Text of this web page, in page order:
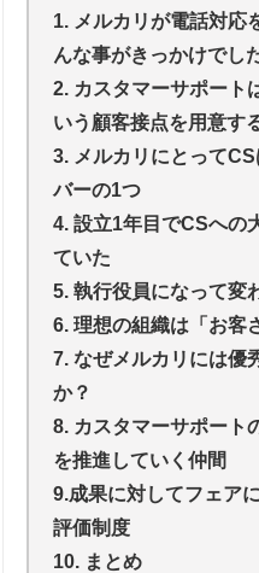
1. メルカリが電話対応
んな事がきっかけでし
2. カスタマーサポート
いう顧客接点を用意す
3. メルカリにとって
バーの1つ
4. 設立1年目でCSへの
ていた
5. 執行役員になって変
6. 理想の組織は「お客
7. なぜメルカリには優
か？
8. カスタマーサポート
を推進していく仲間
9.成果に対してフェア
評価制度
10. まとめ